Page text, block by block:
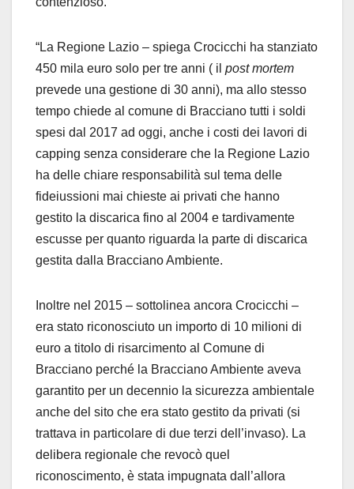
“La Regione Lazio – spiega Crocicchi ha stanziato
450 mila euro solo per tre anni ( il post mortem
prevede una gestione di 30 anni), ma allo stesso
tempo chiede al comune di Bracciano tutti i soldi
spesi dal 2017 ad oggi, anche i costi dei lavori di
capping senza considerare che la Regione Lazio
ha delle chiare responsabilità sul tema delle
fideiussioni mai chieste ai privati che hanno
gestito la discarica fino al 2004 e tardivamente
escusse per quanto riguarda la parte di discarica
gestita dalla Bracciano Ambiente.
Inoltre nel 2015 – sottolinea ancora Crocicchi –
era stato riconosciuto un importo di 10 milioni di
euro a titolo di risarcimento al Comune di
Bracciano perché la Bracciano Ambiente aveva
garantito per un decennio la sicurezza ambientale
anche del sito che era stato gestito da privati (si
trattava in particolare di due terzi dell’invaso). La
delibera regionale che revocò quel
riconoscimento, è stata impugnata dall’allora